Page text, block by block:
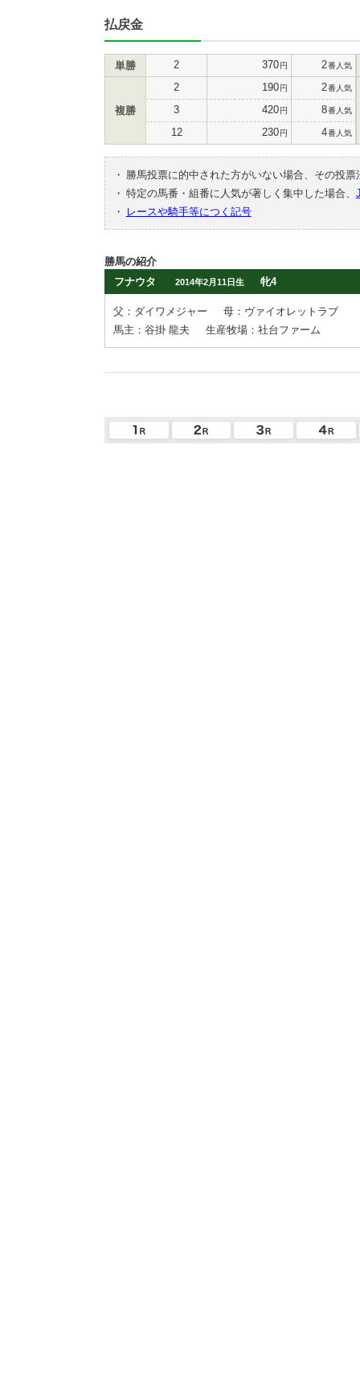
払戻金
単勝 2 370円 2番人気
複勝
2 190円 2番人気
3 420円 8番人気
12 230円 4番人気
・
勝馬投票に的中された方がいない場合、その投
・ 特定の馬番・組番に人気が著しく集中した場合、
・
レースや騎手等につく記号
勝馬の紹介
フナウタ
2014年2月11日生 牝4
父：ダイワメジャー
母：ヴァイオレットラブ
馬主：谷掛 龍夫
生産牧場：社台ファーム